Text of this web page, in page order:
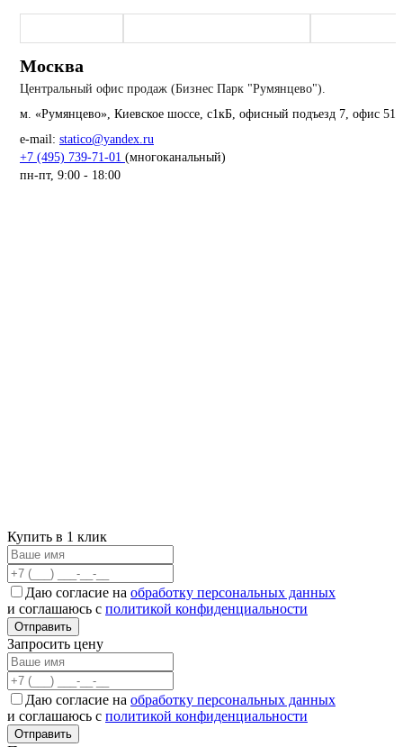
Москва
Центральный офис продаж (Бизнес Парк "Румянцево").
м. «Румянцево», Киевское шоссе, с1кБ, офисный подъезд 7, офис
e-mail: statico@yandex.ru
+7 (495) 739-71-01 (многоканальный)
пн-пт, 9:00 - 18:00
Купить в 1 клик
Даю согласие на обработку персональных данных
и соглашаюсь с политикой конфиденциальности
Отправить
Запросить цену
Даю согласие на обработку персональных данных
и соглашаюсь с политикой конфиденциальности
Отправить